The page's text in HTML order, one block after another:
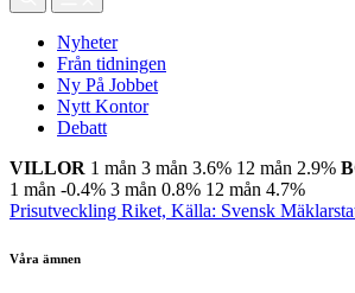
Nyheter
Från tidningen
Ny På Jobbet
Nytt Kontor
Debatt
VILLOR 1 mån 3 mån 3.6% 12 mån 2.9%
1 mån -0.4% 3 mån 0.8% 12 mån 4.7%
Prisutveckling Riket, Källa: Svensk
Våra ämnen